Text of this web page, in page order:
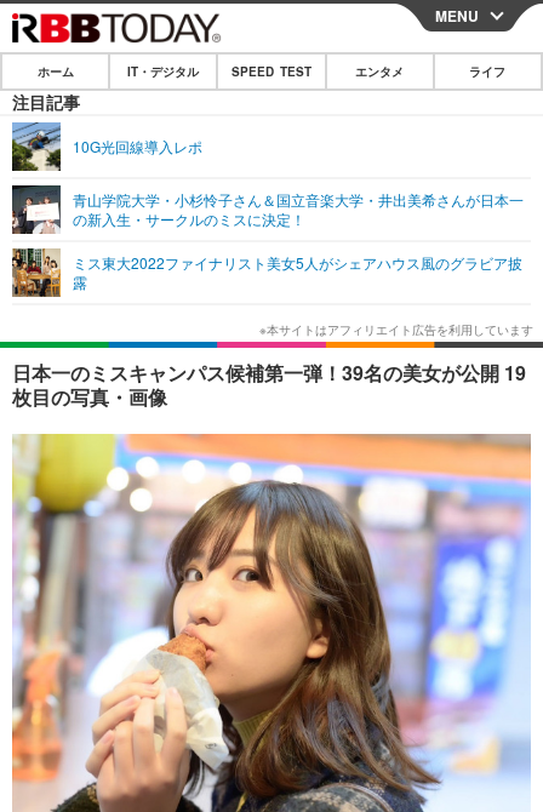
CLOSE
ホーム
IT・デジタル
ネタ
ショッピング その他
SPEED TEST
エンタメ
韓国・芸能
音楽 スポーツ
ショッピング その他
ライフ
ライフTOP グルメ
ペット ショッピング
その他
リリース一覧
プッシュ通知の停止方法
MENU
ホーム IT・デジタル SPEED TEST エンタメ ライフ
注目記事
10G光回線導入レポ
青山学院大学・小杉怜子さん＆国立音楽大学・井出美希さんが日本一
の新入生・サークルのミスに決定！
ミス東大2022ファイナリスト美女5人がシェアハウス風のグラビア披
露
日本一のミスキャンパス候補第一弾！39名の美女が公開 19
枚目の写真・画像